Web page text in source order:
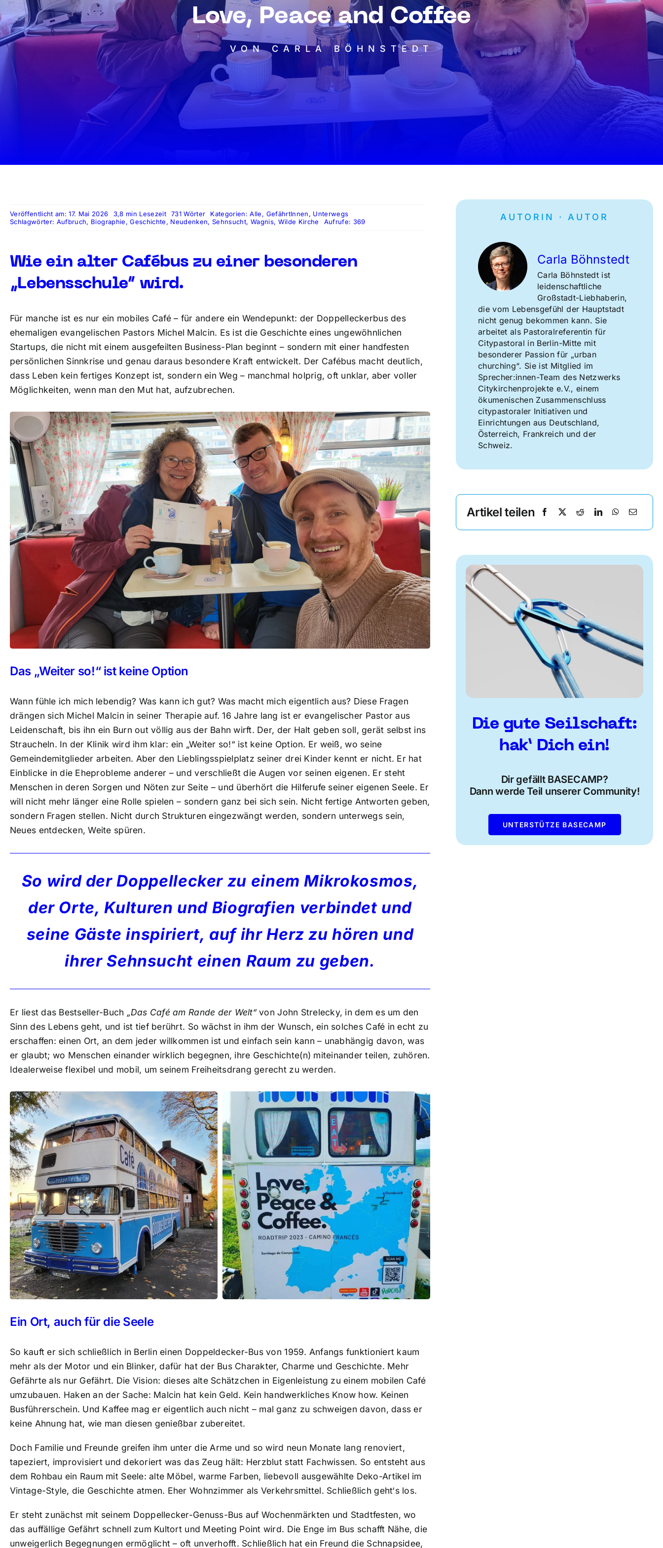
Love, Peace and Coffee
VON CARLA BÖHNSTEDT
Veröffentlicht am: 17. Mai 2026 3,8 min Lesezeit 731 Wörter Kategorien:Alle, GefährtInnen, Unterwegs
Schlagwörter: Aufbruch, Biographie,Geschichte, Neudenken,Sehnsucht, Wagnis, Wilde Kirche Aufrufe: 369
Wie ein alter Cafébus zu einer besonderen
„Lebensschule“ wird.
Für manche ist es nur ein mobiles Café – für andere ein Wendepunkt: der Doppelleckerbus des
ehemaligen evangelischen Pastors Michel Malcin. Es ist die Geschichte eines ungewöhnlichen
Startups, die nicht mit einem ausgefeilten Business-Plan beginnt – sondern mit einer handfesten
persönlichen Sinnkrise und genau daraus besondere Kraft entwickelt. Der Cafébus macht deutlich,
dass Leben kein fertiges Konzept ist, sondern ein Weg – manchmal holprig, oft unklar, aber voller
Möglichkeiten, wenn man den Mut hat, aufzubrechen.
Das „Weiter so!“ ist keine Option
Wann fühle ich mich lebendig? Was kann ich gut? Was macht mich eigentlich aus? Diese Fragen
drängen sich Michel Malcin in seiner Therapie auf. 16 Jahre lang ist er evangelischer Pastor aus
Leidenschaft, bis ihn ein Burn out völlig aus der Bahn wirft. Der, der Halt geben soll, gerät selbst ins
Straucheln. In der Klinik wird ihm klar: ein „Weiter so!“ ist keine Option. Er weiß, wo seine
Gemeindemitglieder arbeiten. Aber den Lieblingsspielplatz seiner drei Kinder kennt er nicht. Er hat
Einblicke in die Eheprobleme anderer – und verschließt die Augen vor seinen eigenen. Er steht
Menschen in deren Sorgen und Nöten zur Seite – und überhört die Hilferufe seiner eigenen Seele. Er
will nicht mehr länger eine Rolle spielen – sondern ganz bei sich sein. Nicht fertige Antworten geben,
sondern Fragen stellen. Nicht durch Strukturen eingezwängt werden, sondern unterwegs sein,
Neues entdecken, Weite spüren.
So wird der Doppellecker zu einem Mikrokosmos,
der Orte, Kulturen und Biografien verbindet und
seine Gäste inspiriert, auf ihr Herz zu hören und
ihrer Sehnsucht einen Raum zu geben.
Er liest das Bestseller-Buch „Das Café am Rande der Welt“von John Strelecky, in dem es um den
Sinn des Lebens geht, und ist tief berührt. So wächst in ihm der Wunsch, ein solches Café in echt zu
erschaffen: einen Ort, an dem jeder willkommen ist und einfach sein kann – unabhängig davon, was
er glaubt; wo Menschen einander wirklich begegnen, ihre Geschichte(n) miteinander teilen, zuhören.
Idealerweise flexibel und mobil, um seinem Freiheitsdrang gerecht zu werden.
Ein Ort, auch für die Seele
So kauft er sich schließlich in Berlin einen Doppeldecker-Bus von 1959. Anfangs funktioniert kaum
mehr als der Motor und ein Blinker, dafür hat der Bus Charakter, Charme und Geschichte. Mehr
Gefährte als nur Gefährt. Die Vision: dieses alte Schätzchen in Eigenleistung zu einem mobilen Café
umzubauen. Haken an der Sache: Malcin hat kein Geld. Kein handwerkliches Know how. Keinen
Busführerschein. Und Kaffee mag er eigentlich auch nicht – mal ganz zu schweigen davon, dass er
keine Ahnung hat, wie man diesen genießbar zubereitet.
Doch Familie und Freunde greifen ihm unter die Arme und so wird neun Monate lang renoviert,
tapeziert, improvisiert und dekoriert was das Zeug hält: Herzblut statt Fachwissen. So entsteht aus
dem Rohbau ein Raum mit Seele: alte Möbel, warme Farben, liebevoll ausgewählte Deko-Artikel im
Vintage-Style, die Geschichte atmen. Eher Wohnzimmer als Verkehrsmittel. Schließlich geht‘s los.
Er steht zunächst mit seinem Doppellecker-Genuss-Bus auf Wochenmärkten und Stadtfesten, wo
das auffällige Gefährt schnell zum Kultort und Meeting Point wird. Die Enge im Bus schafft Nähe, die
unweigerlich Begegnungen ermöglicht – oft unverhofft. Schließlich hat ein Freund die Schnapsidee,
AUTORIN · AUTOR
Carla Böhnstedt
Carla Böhnstedt ist
leidenschaftliche
Großstadt-Liebhaberin,
die vom Lebensgefühl der Hauptstadt
nicht genug bekommen kann. Sie
arbeitet als Pastoralreferentin für
Citypastoral in Berlin-Mitte mit
besonderer Passion für „urban
churching“. Sie ist Mitglied im
Sprecher:innen-Team des Netzwerks
Citykirchenprojekte e.V., einem
ökumenischen Zusammenschluss
citypastoraler Initiativen und
Einrichtungen aus Deutschland,
Österreich, Frankreich und der
Schweiz.
Artikel teilen
Die gute Seilschaft:
hak’ Dich ein!
Dir gefällt BASECAMP?
Dann werde Teil unserer Community!
UNTERSTÜTZE BASECAMP